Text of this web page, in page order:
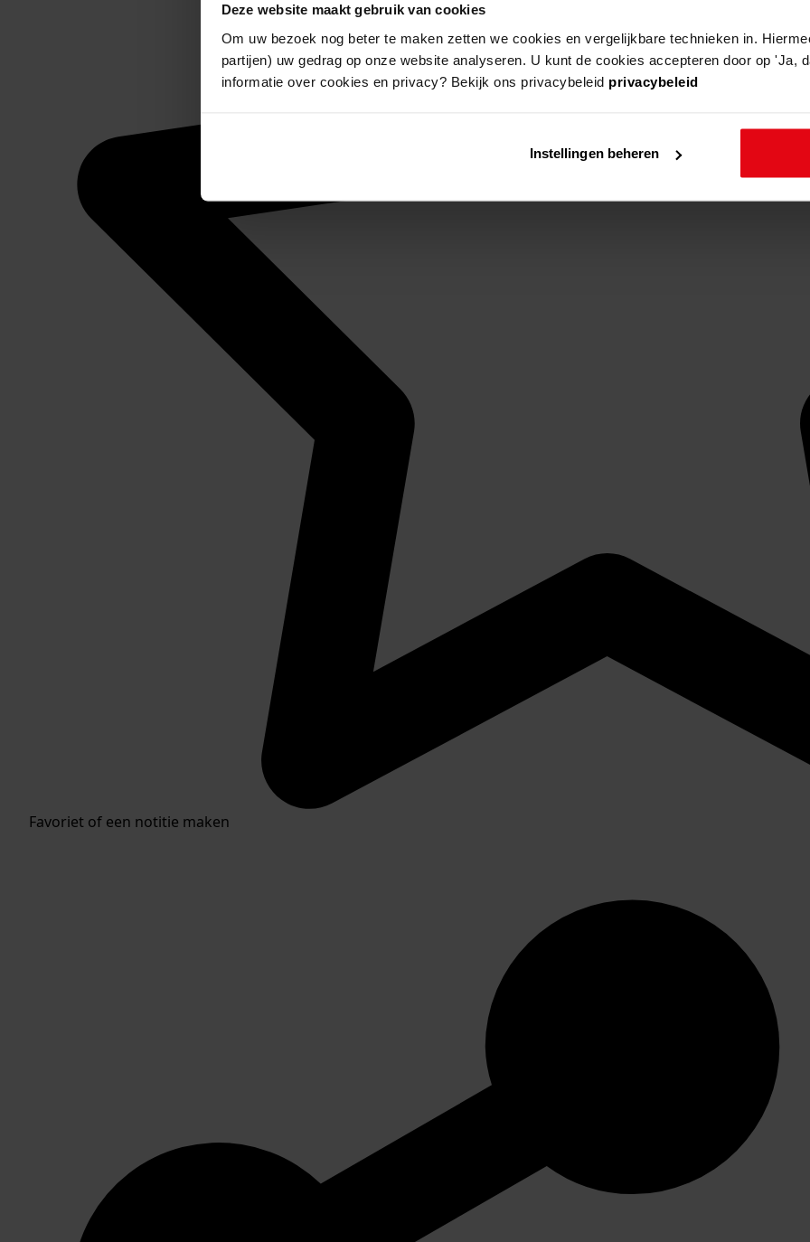
Deze website maakt gebruik van cookies
Om uw bezoek nog beter te maken zetten we cookies en vergelijkbare technieken in.
partijen) uw gedrag op onze website analyseren. U kunt de cookies accepteren door op 'Ja,
informatie over cookies en privacy? Bekijk ons privacybeleid privacybeleid
Instellingen beheren
Favoriet of een notitie maken